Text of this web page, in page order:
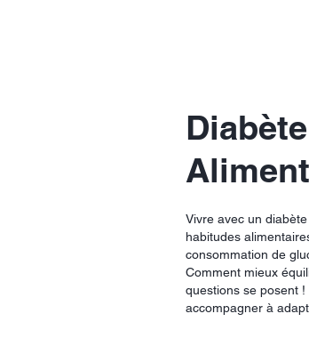
Vivre avec un
habitudes
consommation de
Comment mieux
questions se posent
accompagner à